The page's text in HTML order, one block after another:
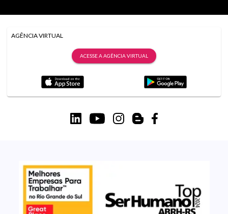
AGÊNCIA VIRTUAL
ACESSE A AGÊNCIA VIRTUAL